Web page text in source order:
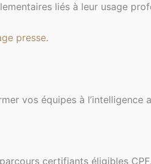
liés à leur usage
presse.
vos équipes à
certifiants éligibles